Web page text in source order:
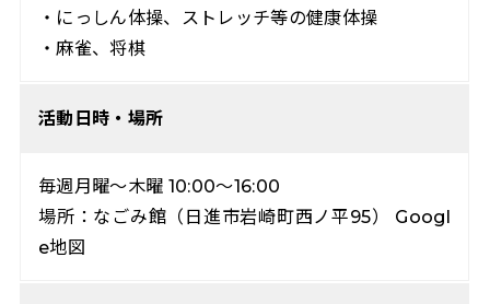
・にっしん体操、ストレッチ等の健康体操
・麻雀、将棋
活動日時・場所
毎週月曜～木曜 10:00～16:00
場所：なごみ館（日進市岩崎町西ノ平95） Googl
e地図